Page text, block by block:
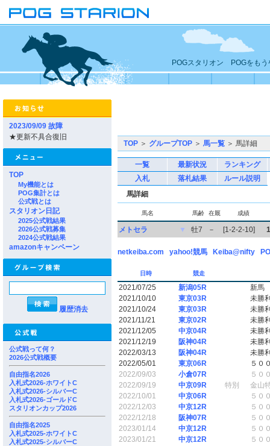
POGスタリオン POGをもう
2023/09/09 故障
★更新不具合復旧
TOP
My機能とは
POG集計とは
公式戦とは
スタリオン日記
2025公式戦結果
2026公式戦募集
2024公式戦結果
amazonキャンペーン
履歴消去
公式戦って何？
2026公式戦概要
自由指名2026
入札式2026-ホワイトC
入札式2026-シルバーC
入札式2026-ゴールドC
スタリオンカップ2026
自由指名2025
入札式2025-ホワイトC
入札式2025-シルバーC
TOP ＞ グループTOP ＞ 馬一覧 ＞ 馬詳細
一覧 最新状況
ランキング
入札
落札結果
ルール説明
馬詳細
馬名 馬齢 在厩 成績
メトセラ ▼ 牡7 － [1-2-2-10]
netkeiba.com yahoo!競馬 Keiba@nifty
日時 競走
2021/07/25 新潟05R
新馬
2021/10/10
東京03R
未勝
2021/10/24
東京03R
未勝
2021/11/21
東京02R
未勝
2021/12/05
中京04R
未勝
2021/12/19
阪神04R
未勝
2022/03/13
阪神04R
未勝
2022/05/01
東京06R
５０
2022/09/03
小倉07R
５０
2022/09/19
中京09R 特別
金山
2022/10/01
中京06R
５０
2022/12/03
中京12R
５０
2022/12/18
阪神07R
５０
2023/01/14
中京12R
５０
2023/01/21
中京12R
５０